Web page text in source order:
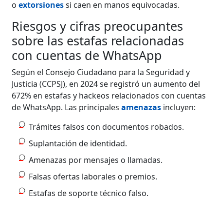
oextorsionessi caen en manos equivocadas.
Riesgos y cifras preocupantes
sobre las estafas relacionadas
con cuentas de WhatsApp
Según el Consejo Ciudadano para la Seguridad y
Justicia (CCPSJ), en 2024 se registró un aumento del
672% en estafas y hackeos relacionados con cuentas
de WhatsApp. Las principalesamenazas incluyen:
Trámites falsos con documentos robados.
Suplantación de identidad.
Amenazas por mensajes o llamadas.
Falsas ofertas laborales o premios.
Estafas de soporte técnico falso.